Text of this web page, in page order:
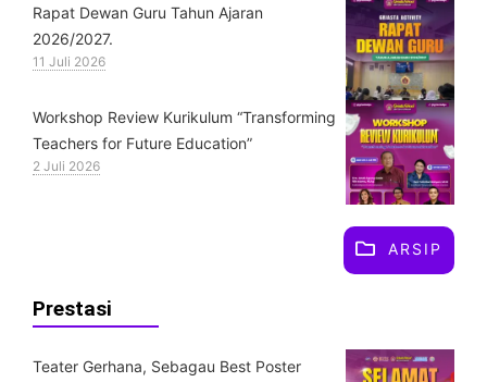
Rapat Dewan Guru Tahun Ajaran
2026/2027.
11 Juli 2026
Workshop Review Kurikulum “Transforming
Teachers for Future Education”
2 Juli 2026
ARSIP
Prestasi
Teater Gerhana, Sebagau Best Poster